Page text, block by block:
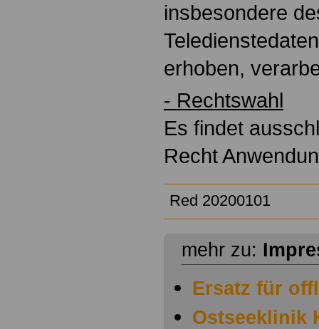
insbesondere
erhoben,
- Rechtswahl
Es findet
Recht
Red 20200101
mehr zu:
Ersatz für
Ostseeklinik